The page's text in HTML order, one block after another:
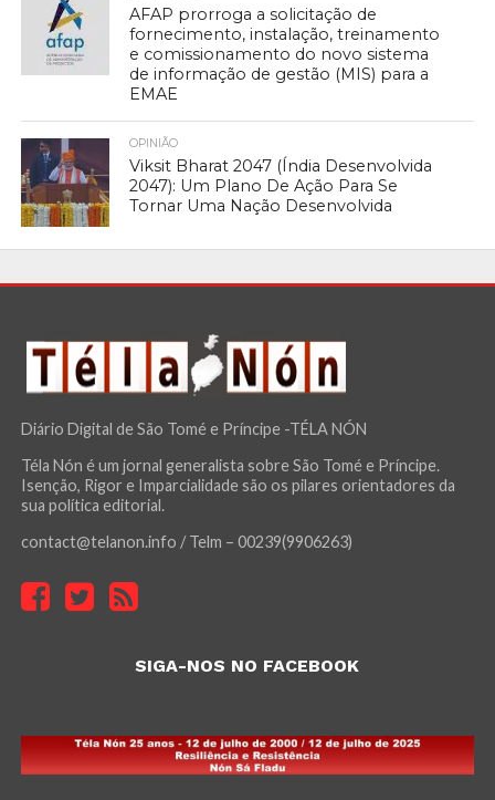
AFAP prorroga a solicitação de
fornecimento, instalação, treinamento
e comissionamento do novo sistema
de informação de gestão (MIS) para a
EMAE
OPINIÃO
Viksit Bharat 2047 (Índia Desenvolvida
2047): Um Plano De Ação Para Se
Tornar Uma Nação Desenvolvida
Diário Digital de São Tomé e Príncipe -TÉLA NÓN
Téla Nón é um jornal generalista sobre São Tomé e Príncipe.
Isenção, Rigor e Imparcialidade são os pilares orientadores da
sua política editorial.
contact@telanon.info / Telm – 00239(9906263)
SIGA-NOS NO FACEBOOK